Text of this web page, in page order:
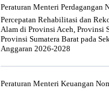
Peraturan Menteri Perdagangan
Percepatan Rehabilitasi dan
Alam di Provinsi Aceh, Provinsi
Provinsi Sumatera Barat pada
Anggaran 2026-2028
Peraturan Menteri Keuangan